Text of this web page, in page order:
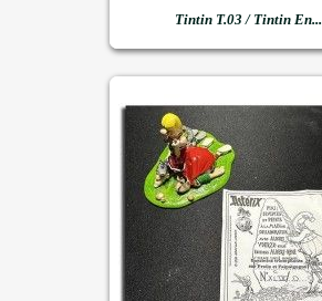
Tintin T.03 / Tintin En...